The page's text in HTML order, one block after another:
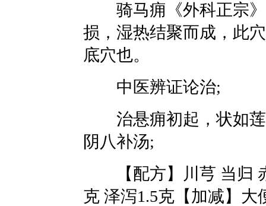
骑马痈《外科正宗》
损，湿热结聚而成，此
底穴也。
中医辨证论治;
治悬痈初起，状如莲
阴八补汤;
【配方】川芎 当归
克 泽泻1.5克【加减】